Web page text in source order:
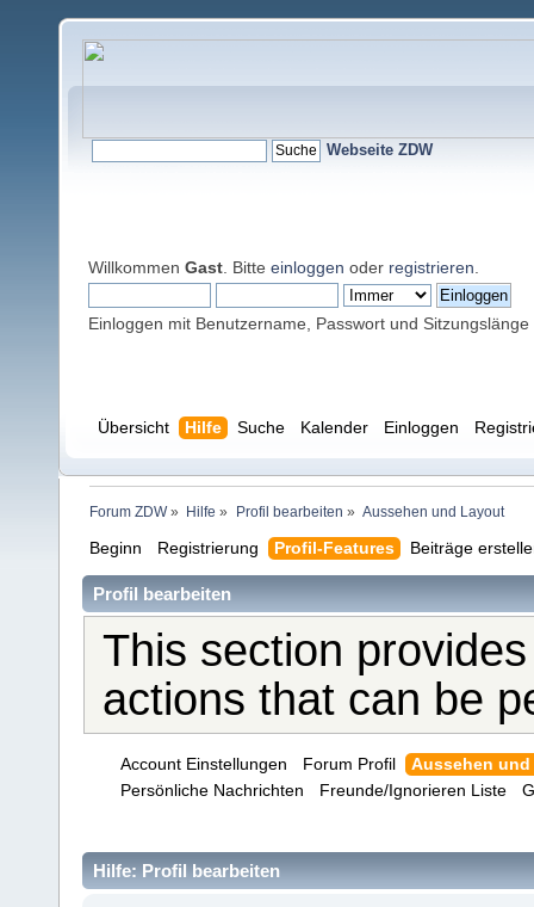
Webseite ZDW
Willkommen Gast . Bitte einloggen oder registrieren
Einloggen mit Benutzername, Passwort und Sitzungslänge
Übersicht Hilfe Suche Kalender Einloggen
Forum ZDW» Hilfe » Profil bearbeiten » Aussehen und Layout
Beginn Registrierung Profil-Features Beiträge
Profil bearbeiten
This section
actions that can be
Account Einstellungen Forum Profil
Aussehen
Persönliche Nachrichten
Freunde/Ignorieren Liste
Hilfe: Profil bearbeiten